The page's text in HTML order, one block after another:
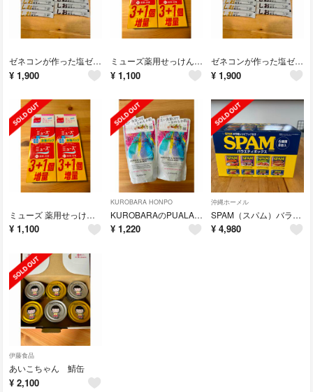
ゼネコンが作った塩ゼリー 15本セット
¥ 1,900
ミューズ薬用せっけん＋デオドラント石けん
¥ 1,100
ゼネコンが作った塩ゼリー 15本セット
¥ 1,900
ミューズ 薬用せっけん＋デオドラント石けん
¥ 1,100
KUROBARA HONPO
KUROBARAのPUALANI ボディソルト 2個セット
¥ 1,220
沖縄ホーメル
SPAM（スパム）バラエティボックス《合計8缶セット》
¥ 4,980
伊藤食品
あいこちゃん 鯖缶
¥ 2,100